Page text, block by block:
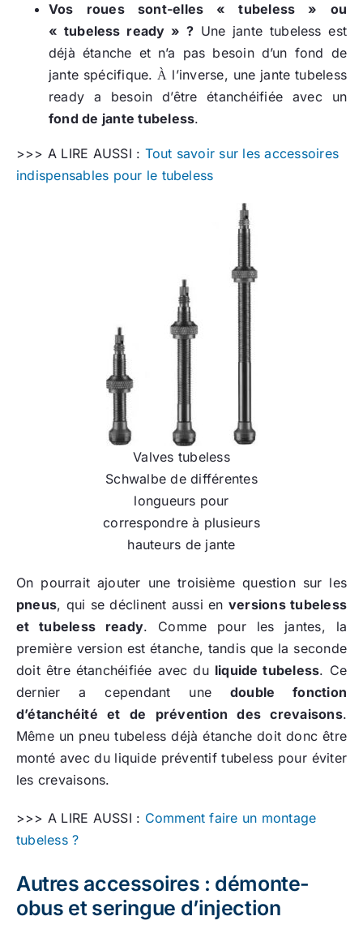
Vos roues sont-elles « tubeless » ou
« tubeless ready » ? Une jante tubeless est
déjà étanche et n’a pas besoin d’un fond de
jante spécifique.À l’inverse, une jante tubeless
ready a besoin d’être étanchéifiée avec un
fond de jante tubeless.
>>> A LIRE AUSSI : Tout savoir sur les accessoires
indispensables pour le tubeless
Valves tubeless
Schwalbe de différentes
longueurs pour
correspondre à plusieurs
hauteurs de jante
On pourrait ajouter une troisième question sur les
pneus, qui se déclinent aussi en versions tubeless
et tubeless ready. Comme pour les jantes, la
première version est étanche, tandis que la seconde
doit être étanchéifiée avec du liquide tubeless. Ce
dernier a cependant une double fonction
d’étanchéité et de prévention des crevaisons.
Même un pneu tubeless déjà étanche doit donc être
monté avec du liquide préventif tubeless pour éviter
les crevaisons.
>>> A LIRE AUSSI : Comment faire un montage
tubeless ?
Autres accessoires : démonte-
obus et seringue d’injection